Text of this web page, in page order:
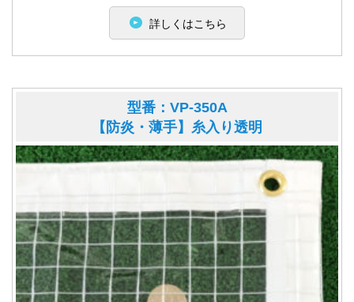
詳しくはこちら
型番：VP-350A
【防炎・薄手】糸入り透明